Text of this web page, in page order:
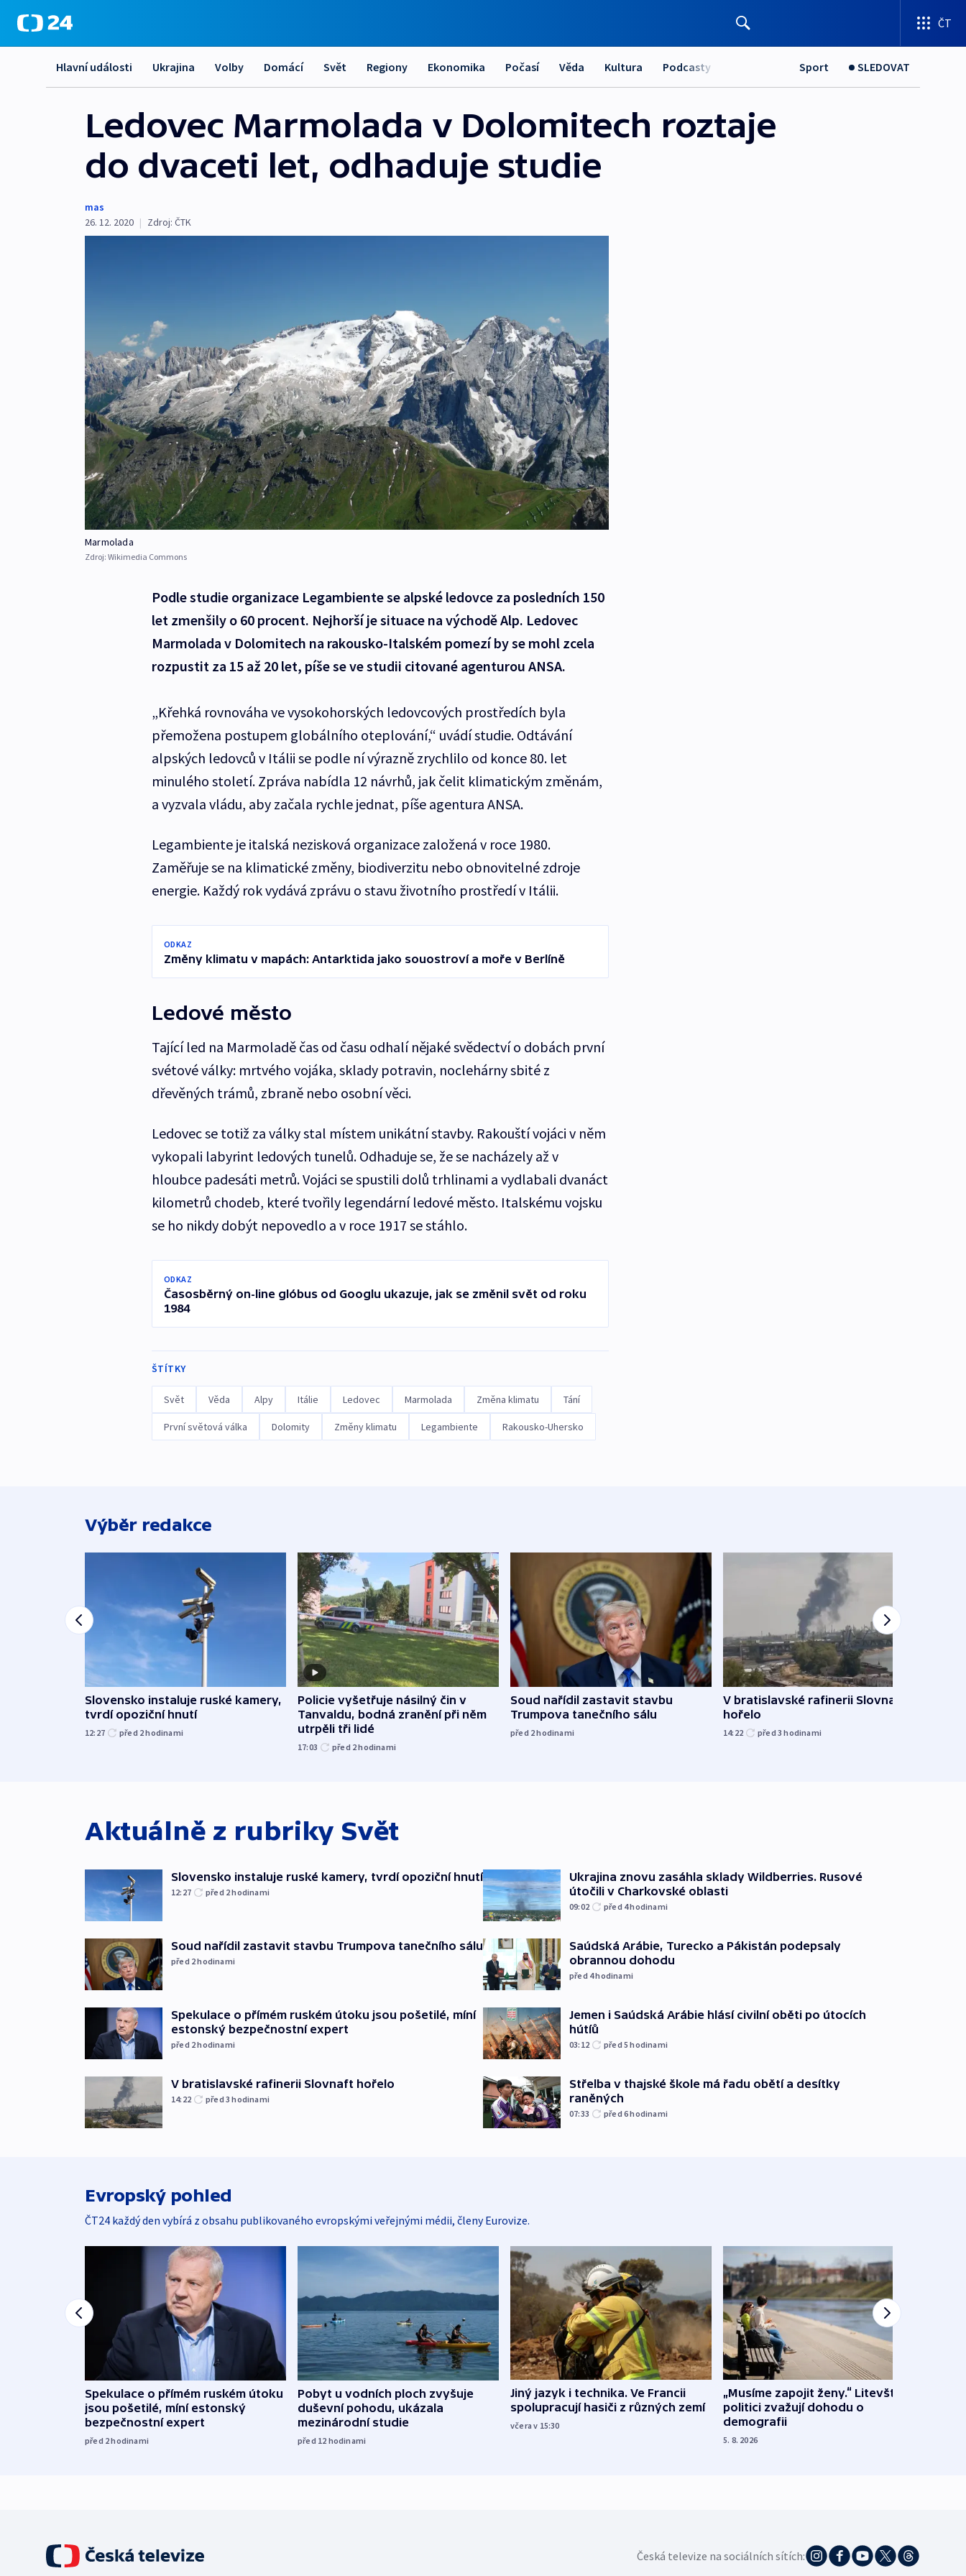
ČT
Hlavní události Ukrajina Volby Domácí Svět Regiony Ekonomika Počasí Věda Kultura Podcasty Sport SLEDOVAT
Ledovec Marmolada v Dolomitech roztaje
do dvaceti let, odhaduje studie
mas
26. 12. 2020 | Zdroj: ČTK
Marmolada
Zdroj: Wikimedia Commons
Podle studie organizace Legambiente se alpské ledovce za posledních 150
let zmenšily o 60 procent. Nejhorší je situace na východě Alp. Ledovec
Marmolada v Dolomitech na rakousko-Italském pomezí by se mohl zcela
rozpustit za 15 až 20 let, píše se ve studii citované agenturou ANSA.
„Křehká rovnováha ve vysokohorských ledovcových prostředích byla
přemožena postupem globálního oteplování,“ uvádí studie. Odtávání
alpských ledovců v Itálii se podle ní výrazně zrychlilo od konce 80. let
minulého století. Zpráva nabídla 12 návrhů, jak čelit klimatickým změnám,
a vyzvala vládu, aby začala rychle jednat, píše agentura ANSA.
Legambiente je italská nezisková organizace založená v roce 1980.
Zaměřuje se na klimatické změny, biodiverzitu nebo obnovitelné zdroje
energie. Každý rok vydává zprávu o stavu životního prostředí v Itálii.
ODKAZ
Změny klimatu v mapách: Antarktida jako souostroví a moře v Berlíně
Ledové město
Tající led na Marmoladě čas od času odhalí nějaké svědectví o dobách první
svétové války: mrtvého vojáka, sklady potravin, noclehárny sbité z
dřevěných trámů, zbraně nebo osobní věci.
Ledovec se totiž za války stal místem unikátní stavby. Rakouští vojáci v něm
vykopali labyrint ledových tunelů. Odhaduje se, že se nacházely až v
hloubce padesáti metrů. Vojáci se spustili dolů trhlinami a vydlabali dvanáct
kilometrů chodeb, které tvořily legendární ledové město. Italskému vojsku
se ho nikdy dobýt nepovedlo a v roce 1917 se stáhlo.
ODKAZ
Časosběrný on-line glóbus od Googlu ukazuje, jak se změnil svět od roku
1984
ŠTÍTKY
Svět Věda Alpy Itálie Ledovec Marmolada Změna klimatu Tání
První světová válka Dolomity Změny klimatu Legambiente Rakousko-Uhersko
Výběr redakce
Slovensko instaluje ruské kamery,
tvrdí opoziční hnutí
12:27 před 2hodinami
Policie vyšetřuje násilný čin v
Tanvaldu, bodná zranění při něm
utrpěli tři lidé
17:03 před 2hodinami
Soud nařídil zastavit stavbu
Trumpova tanečního sálu
před 2hodinami
V bratislavské rafinerii Slovnaft
hořelo
14:22 před 3hodinami
Aktuálně z rubriky Svět
Slovensko instaluje ruské kamery, tvrdí opoziční hnutí
12:27 před 2hodinami
Soud nařídil zastavit stavbu Trumpova tanečního sálu
před 2hodinami
Spekulace o přímém ruském útoku jsou pošetilé, míní
estonský bezpečnostní expert
před 2hodinami
V bratislavské rafinerii Slovnaft hořelo
14:22 před 3hodinami
Ukrajina znovu zasáhla sklady Wildberries. Rusové
útočili v Charkovské oblasti
09:02 před 4hodinami
Saúdská Arábie, Turecko a Pákistán podepsaly
obrannou dohodu
před 4hodinami
Jemen i Saúdská Arábie hlásí civilní oběti po útocích
hútíů
03:12 před 5hodinami
Střelba v thajské škole má řadu obětí a desítky
raněných
07:33 před 6hodinami
Evropský pohled
ČT24 každý den vybírá z obsahu publikovaného evropskými veřejnými médii, členy Eurovize.
Spekulace o přímém ruském útoku
jsou pošetilé, míní estonský
bezpečnostní expert
před 2hodinami
Pobyt u vodních ploch zvyšuje
duševní pohodu, ukázala
mezinárodní studie
před 12 hodinami
Jiný jazyk i technika. Ve Francii
spolupracují hasiči z různých zemí
včera v 15:30
„Musíme zapojit ženy.“ Litevští
politici zvažují dohodu o
demografii
5. 8. 2026
Česká televize na sociálních sítích: